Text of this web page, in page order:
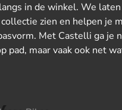
in de winkel. We
zien en helpen je
Met Castelli ga je
pad, maar vaak ook net